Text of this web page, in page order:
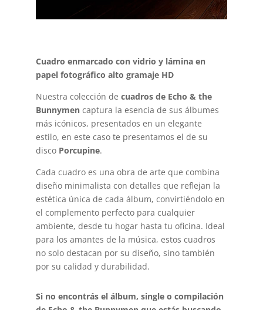
Cuadro enmarcado con vidrio y lámina en
papel fotográfico alto gramaje HD
Nuestra colección de cuadros de Echo & the
Bunnymencaptura la esencia de sus álbumes
más icónicos, presentados en un elegante
estilo, en este caso te presentamos el de su
disco Porcupine.
Cada cuadro es una obra de arte que combina
diseño minimalista con detalles que reflejan la
estética única de cada álbum, convirtiéndolo en
el complemento perfecto para cualquier
ambiente, desde tu hogar hasta tu oficina. Ideal
para los amantes de la música, estos cuadros
no solo destacan por su diseño, sino también
por su calidad y durabilidad.
Si no encontrás el álbum, single o compilación